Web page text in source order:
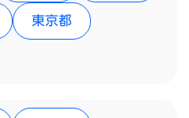
東京都